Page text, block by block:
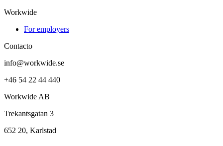
Workwide
For employers
Contacto
info@workwide.se
+46 54 22 44 440
Workwide AB
Trekantsgatan 3
652 20, Karlstad